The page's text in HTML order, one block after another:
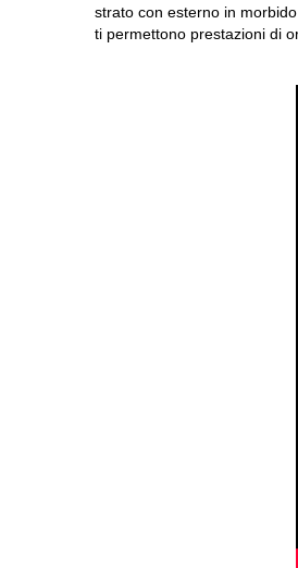
strato con esterno in
ti permettono prestazioni di